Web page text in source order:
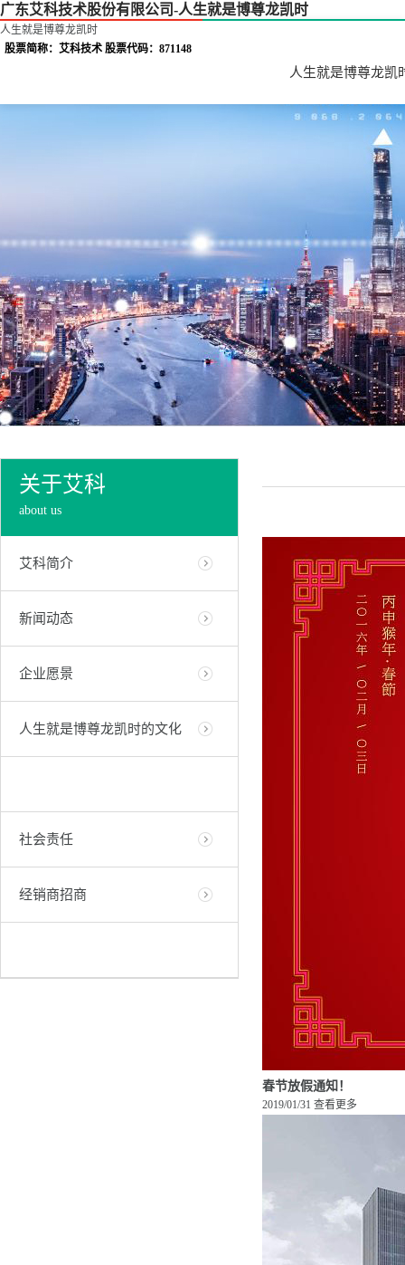
广东艾科技术股份有限公司-人生就是博尊龙凯时
人生就是博尊龙凯时
股票简称：艾科技术 股票代码：871148
人生就是博尊龙凯
关于艾科
about us
艾科简介
新闻动态
企业愿景
人生就是博尊龙凯时的文化
社会责任
经销商招商
春节放假通知！
2019/01/31 查看更多